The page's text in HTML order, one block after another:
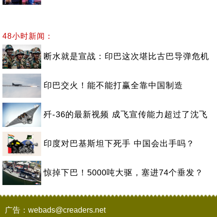
48小时新闻：
断水就是宣战：印巴这次堪比古巴导弹危机
印巴交火！能不能打赢全靠中国制造
歼-36的最新视频 成飞宣传能力超过了沈飞
印度对巴基斯坦下死手 中国会出手吗？
惊掉下巴！5000吨大驱，塞进74个垂发？
广告：webads@creaders.net